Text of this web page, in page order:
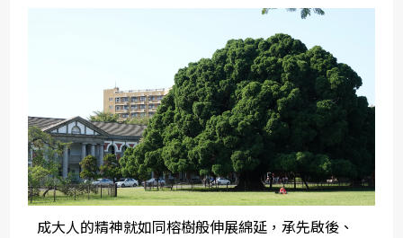
成大人的精神就如同榕樹般伸展綿延，承先啟後、